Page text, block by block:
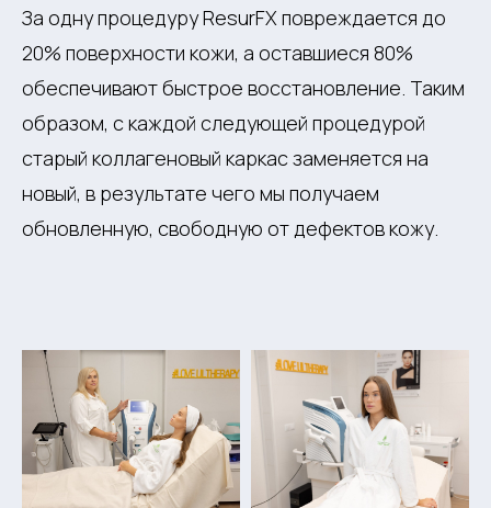
За одну процедуру ResurFX повреждается до
20% поверхности кожи, а оставшиеся 80%
обеспечивают быстрое восстановление. Таким
образом, с каждой следующей процедурой
старый коллагеновый каркас заменяется на
новый, в результате чего мы получаем
обновленную, свободную от дефектов кожу.